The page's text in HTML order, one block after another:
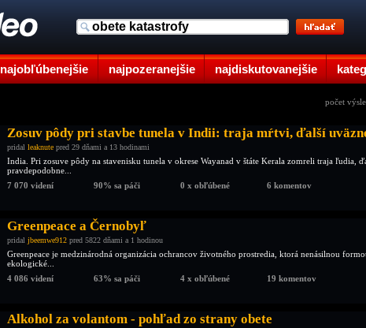
najobľúbenejšie najpozeranejšie najdiskutovanejšie
počet
Zosuv pôdy pri stavbe tunela v Indii: traja mŕtvi, ďalší
pridal leaknute pred 29 dňami a 13 hodinami
India. Pri zosuve pôdy na stavenisku tunela v okrese Wayanad v štáte Kerala zomreli traja ľudia,
pravdepodobne...
7 070 videní
90% sa páči 0 x obľúbené 6 komentov
Greenpeace a Černobyľ
pridal jbeemwe912 pred 5822 dňami a 1 hodinou
Greenpeace je medzinárodná organizácia ochrancov životného prostredia, ktorá nenásilnou
ekologické...
4 086 videní
63% sa páči 4 x obľúbené 19 komentov
Alkohol za volantom - pohľad zo strany obete